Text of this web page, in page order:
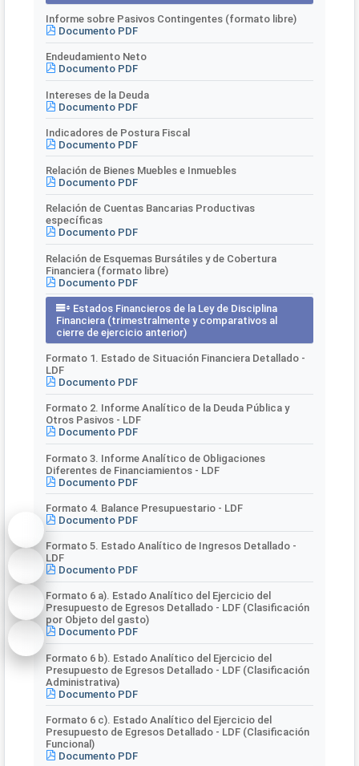
Informe sobre Pasivos Contingentes (formato libre)
Documento PDF
Endeudamiento Neto
Documento PDF
Intereses de la Deuda
Documento PDF
Indicadores de Postura Fiscal
Documento PDF
Relación de Bienes Muebles e Inmuebles
Documento PDF
Relación de Cuentas Bancarias Productivas
específicas
Documento PDF
Relación de Esquemas Bursátiles y de Cobertura
Financiera (formato libre)
Documento PDF
Estados Financieros de la Ley de Disciplina
Financiera (trimestralmente y comparativos al
cierre de ejercicio anterior)
Formato 1. Estado de Situación Financiera Detallado -
LDF
Documento PDF
Formato 2. Informe Analítico de la Deuda Pública y
Otros Pasivos - LDF
Documento PDF
Formato 3. Informe Analítico de Obligaciones
Diferentes de Financiamientos - LDF
Documento PDF
Formato 4. Balance Presupuestario - LDF
Documento PDF
Formato 5. Estado Analítico de Ingresos Detallado -
LDF
Documento PDF
Formato 6 a). Estado Analítico del Ejercicio del
Presupuesto de Egresos Detallado - LDF (Clasificación
por Objeto del gasto)
Documento PDF
Formato 6 b). Estado Analítico del Ejercicio del
Presupuesto de Egresos Detallado - LDF (Clasificación
Administrativa)
Documento PDF
Formato 6 c). Estado Analítico del Ejercicio del
Presupuesto de Egresos Detallado - LDF (Clasificación
Funcional)
Documento PDF